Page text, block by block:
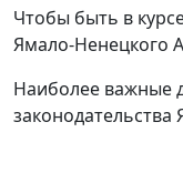
Чтобы быть в
Ямало-Ненецкого
Наиболее важные
законодательства